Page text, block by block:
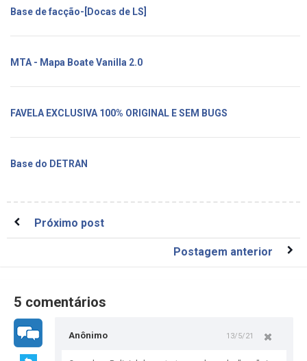
Base de facção-[Docas de LS]
MTA - Mapa Boate Vanilla 2.0
FAVELA EXCLUSIVA 100% ORIGINAL E SEM BUGS
Base do DETRAN
Próximo post
Postagem anterior
5 comentários
Anônimo 13/5/21